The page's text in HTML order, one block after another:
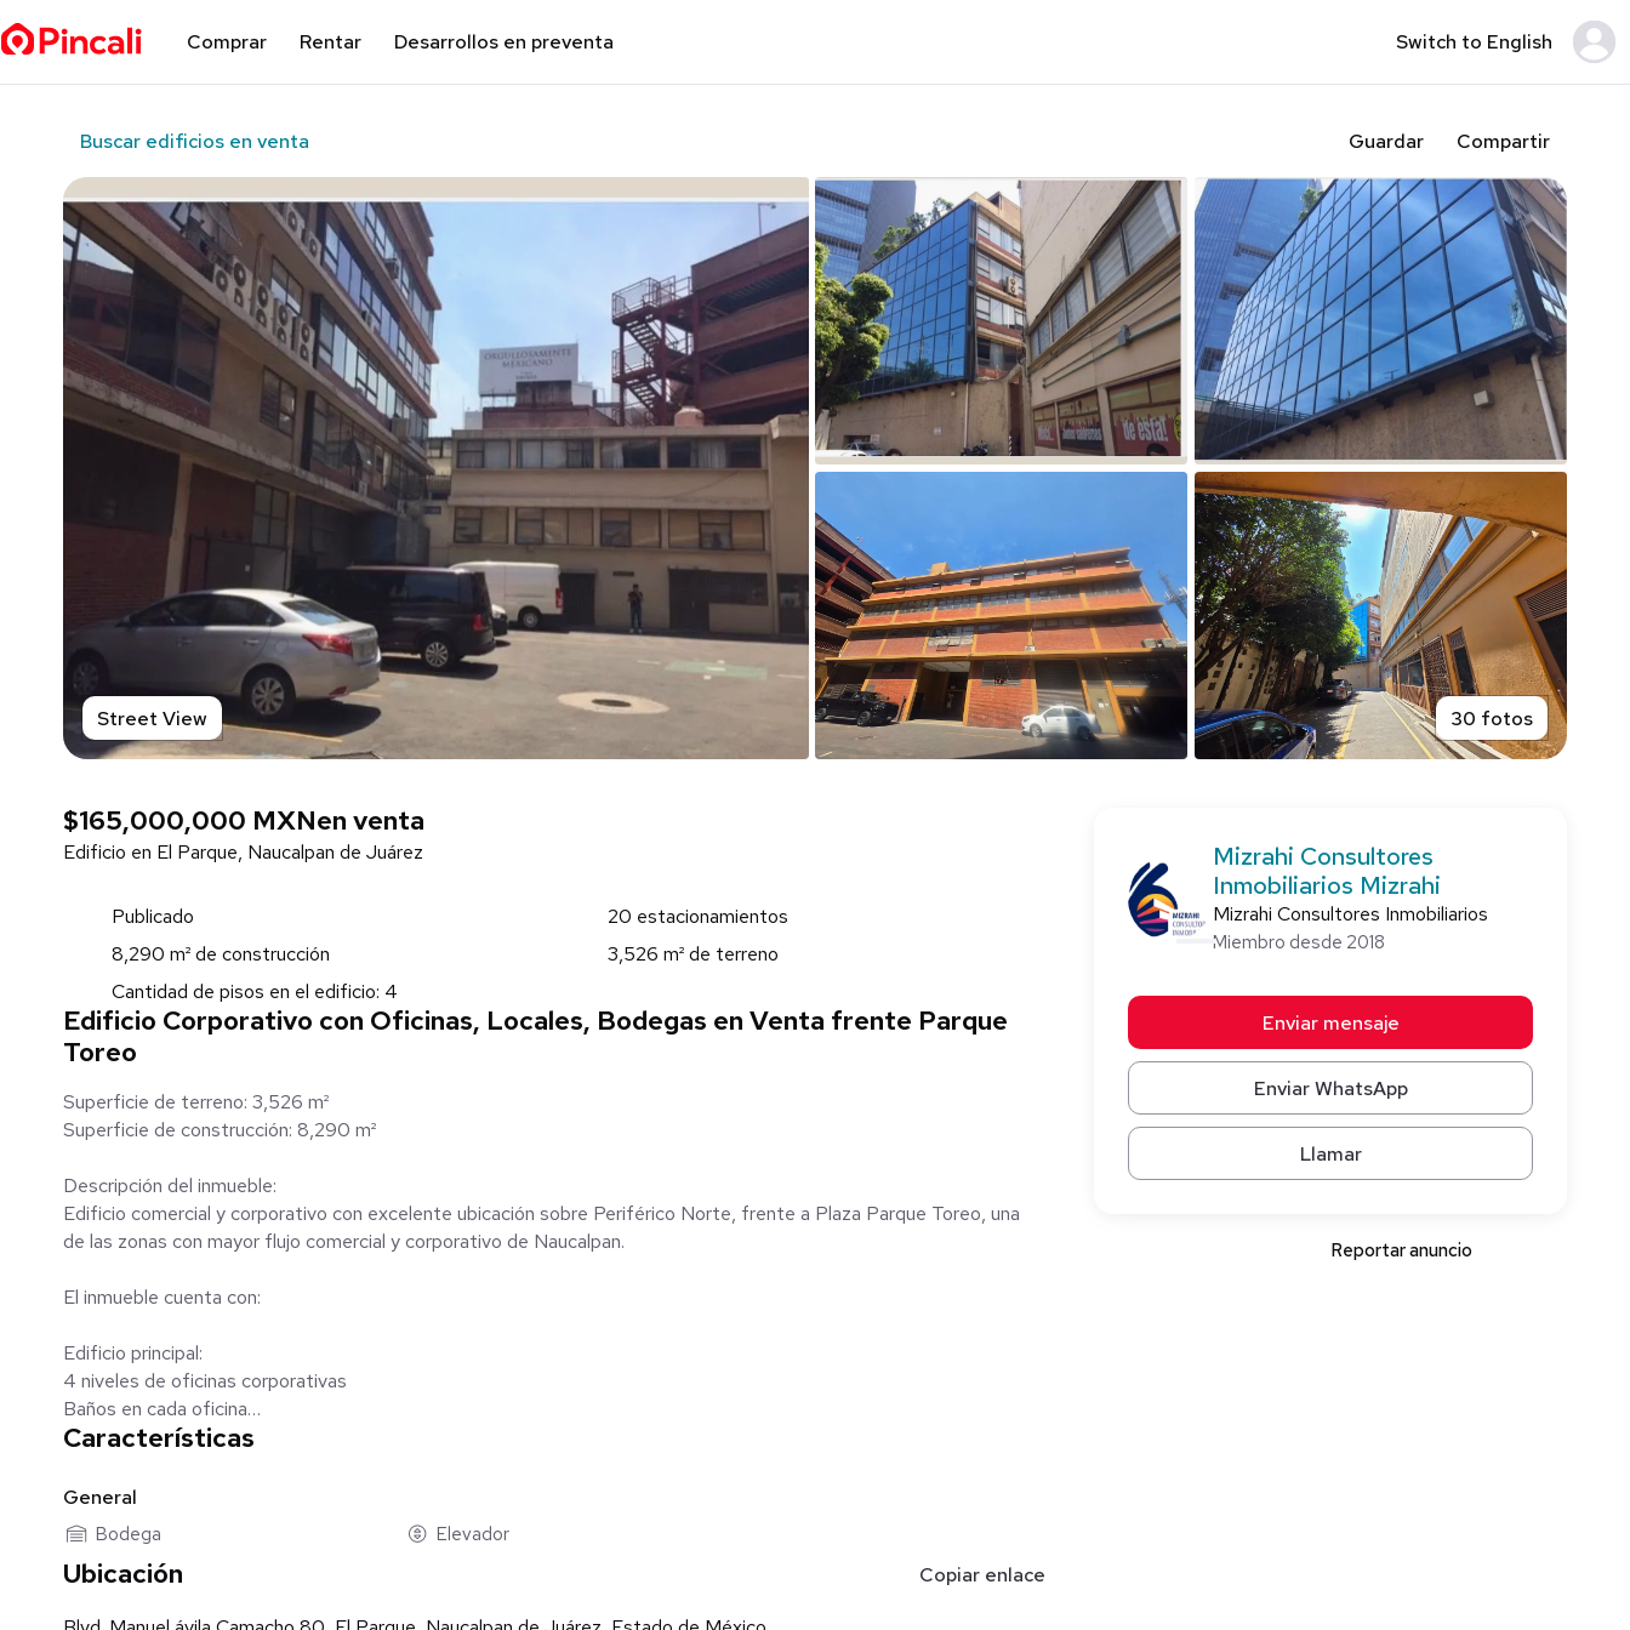
Comprar Rentar Desarrollos en preventa Switch to English
Buscar edificios en venta Guardar Compartir
Street View 30 fotos
$165,000,000 MXNen venta
Edificio en El Parque, Naucalpan de Juárez
Publicado
20 estacionamientos
8,290 m² de construcción
3,526 m² de terreno
Cantidad de pisos en el edificio: 4
Edificio Corporativo con Oficinas, Locales, Bodegas en Venta frente Parque
Toreo
Superficie de terreno: 3,526 m²
Superficie de construcción: 8,290 m²
Descripción del inmueble:
Edificio comercial y corporativo con excelente ubicación sobre Periférico Norte, frente a Plaza Parque Toreo, una
de las zonas con mayor flujo comercial y corporativo de Naucalpan.
El inmueble cuenta con:
Edificio principal:
4 niveles de oficinas corporativas
Baños en cada oficina
PH con 2 oficinas y patio
Elevador de pasajeros
Elevador de carga
Planta baja:
Características
General
Bodega Elevador
Ubicación Copiar enlace
Mizrahi Consultores
Inmobiliarios Mizrahi
Mizrahi Consultores Inmobiliarios
Miembro desde 2018
Enviar mensaje
Enviar WhatsApp
Llamar
Reportar anuncio